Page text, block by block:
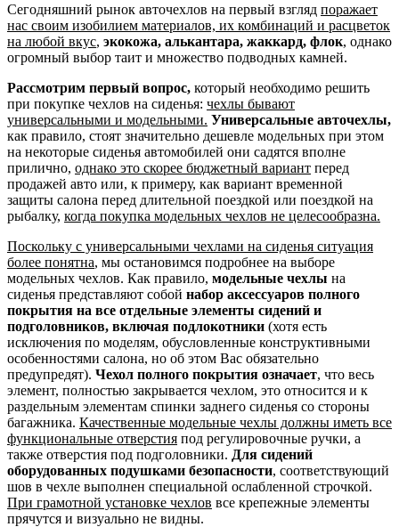
Сегодняшний рынок авточехлов на первый взгляд поражает
нас своим изобилием материалов, их комбинаций и расцветок
на любой вкус, экокожа, алькантара, жаккард, флок, однако
огромный выбор таит и множество подводных камней.
Рассмотрим первый вопрос, который необходимо решить
при покупке чехлов на сиденья: чехлы бывают
универсальными и модельными. Универсальные авточехлы,
как правило, стоят значительно дешевле модельных при этом
на некоторые сиденья автомобилей они садятся вполне
прилично, однако это скорее бюджетный вариант перед
продажей авто или, к примеру, как вариант временной
защиты салона перед длительной поездкой или поездкой на
рыбалку, когда покупка модельных чехлов не целесообразна.
Поскольку с универсальными чехлами на сиденья ситуация
более понятна, мы остановимся подробнее на выборе
модельных чехлов. Как правило, модельные чехлы на
сиденья представляют собой набор аксессуаров полного
покрытия на все отдельные элементы сидений и
подголовников, включая подлокотники (хотя есть
исключения по моделям, обусловленные конструктивными
особенностями салона, но об этом Вас обязательно
предупредят). Чехол полного покрытия означает, что весь
элемент, полностью закрывается чехлом, это относится и к
раздельным элементам спинки заднего сиденья со стороны
багажника. Качественные модельные чехлы должны иметь все
функциональные отверстия под регулировочные ручки, а
также отверстия под подголовники. Для сидений
оборудованных подушками безопасности, соответствующий
шов в чехле выполнен специальной ослабленной строчкой.
При грамотной установке чехлов все крепежные элементы
прячутся и визуально не видны.